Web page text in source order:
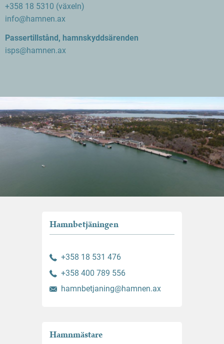
+358 18 5310 (växeln)
info@hamnen.ax
Passertillstånd, hamnskyddsärenden
isps@hamnen.ax
Hamnbetjäningen
+358 18 531 476
+358 400 789 556
hamnbetjaning@hamnen.ax
Hamnmästare